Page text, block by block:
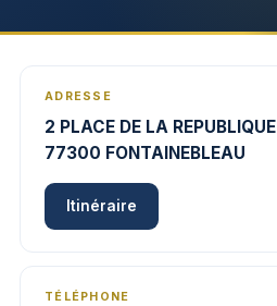
ADRESSE
2 PLACE DE LA REPUBLIQUE
77300 FONTAINEBLEAU
Itinéraire
TÉLÉPHONE